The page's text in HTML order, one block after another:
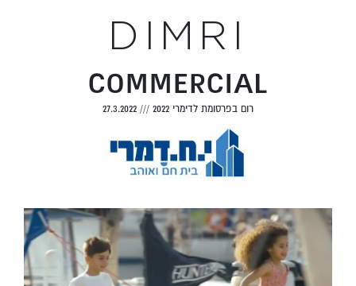
DIMRI
COMMERCIAL
רום בפרסומת לדימרי 2022 ///
27.3.2022